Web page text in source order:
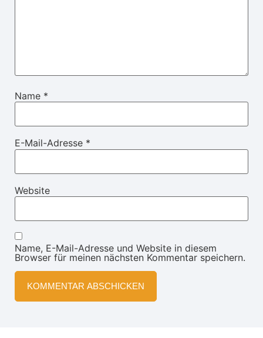
Name *
E-Mail-Adresse *
Website
Name, E-Mail-Adresse und Website in diesem
Browser für meinen nächsten Kommentar speichern.